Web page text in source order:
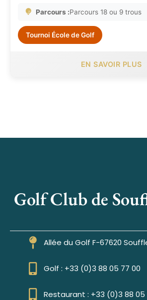
Parcours :Parcours 18 ou 9 trous
Tournoi École de Golf
EN SAVOIR PLUS
Golf Club de
Allée du Golf F-67620
Golf : +33 (0)3 88 05 77 00
Restaurant : +33 (0)3 88 05